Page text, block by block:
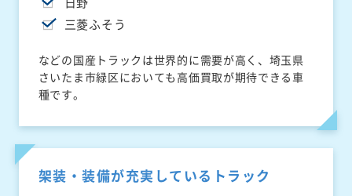
三菱ふそう
などの国産トラックは世界的に需要が高く、埼玉県
さいたま市緑区においても高価買取が期待できる車
種です。
架装・装備が充実しているトラック